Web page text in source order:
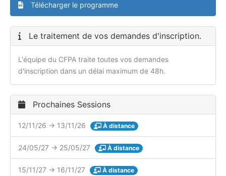
Télécharger le programme
Le traitement de vos demandes d'inscription.
L'équipe du CFPA traite toutes vos demandes
d'inscription dans un délai maximum de 48h.
Prochaines Sessions
12/11/26 → 13/11/26 À distance
24/05/27 → 25/05/27 À distance
15/11/27 → 16/11/27 À distance